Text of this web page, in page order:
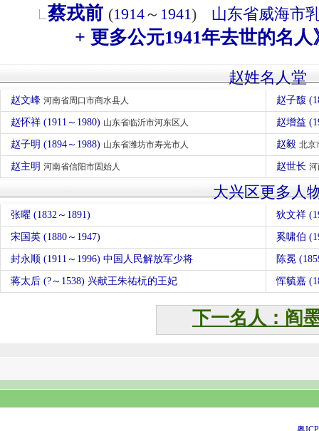
蔡戎前 (1914～ 1941) 山东省威海市
+ 更多公元1941年去世的名人
赵姓名人堂
赵文峰 河南省周口市商水县人 赵子馥
赵怀祥 (1911～1980) 山东省临沂市河东区人 赵增益
赵子明 (1894～1988) 山东省潍坊市寿光市人 赵毅 北京
赵主明 河南省信阳市固始人 赵世长
大兴区更多人
张曜 (1832～1891) 狄文祥
宋国英 (1880～1947) 奚啸伯
封永顺 (1911～1996) 中国人民解放军少将 陈冕
蒋太后 (?～1538) 兴献王朱祐杬的王妃 恽毓嘉
下一名人：阎